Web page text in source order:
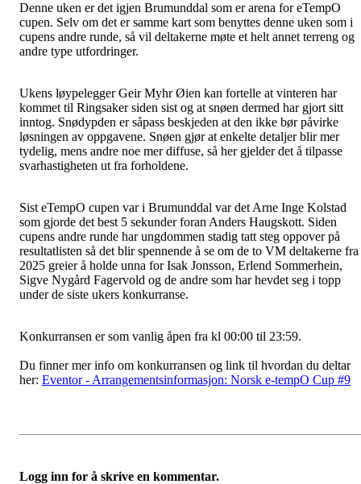
Denne uken er det igjen Brumunddal som er arena for eTempO
cupen. Selv om det er samme kart som benyttes denne uken som i
cupens andre runde, så vil deltakerne møte et helt annet terreng og
andre type utfordringer.
Ukens løypelegger Geir Myhr Øien kan fortelle at vinteren har
kommet til Ringsaker siden sist og at snøen dermed har gjort sitt
inntog. Snødypden er såpass beskjeden at den ikke bør påvirke
løsningen av oppgavene. Snøen gjør at enkelte detaljer blir mer
tydelig, mens andre noe mer diffuse, så her gjelder det å tilpasse
svarhastigheten ut fra forholdene.
Sist eTempO cupen var i Brumunddal var det Arne Inge Kolstad
som gjorde det best 5 sekunder foran Anders Haugskott. Siden
cupens andre runde har ungdommen stadig tatt steg oppover på
resultatlisten så det blir spennende å se om de to VM deltakerne fra
2025 greier å holde unna for Isak Jonsson, Erlend Sommerhein,
Sigve Nygård Fagervold og de andre som har hevdet seg i topp
under de siste ukers konkurranse.
Konkurransen er som vanlig åpen fra kl 00:00 til 23:59.
Du finner mer info om konkurransen og link til hvordan du deltar
her: Eventor - Arrangementsinformasjon: Norsk e-tempO Cup #9
Logg inn for å skrive en kommentar.